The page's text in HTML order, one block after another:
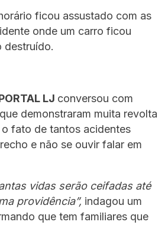
ficou assustado com as
onde um carro ficou
destruído.
LJ conversou com
demonstraram muita revolta
fato de tantos acidentes
e não se ouvir falar em
vidas serão ceifadas até
providência”, indagou um
que tem familiares que